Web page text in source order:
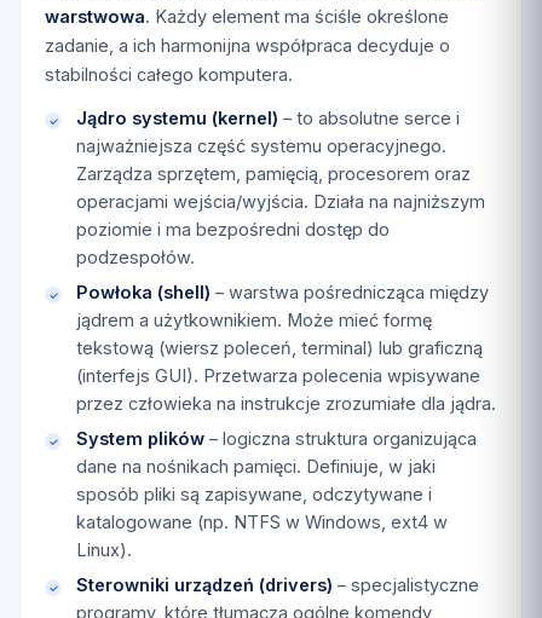
warstwowa. Każdy element ma ściśle określone
zadanie, a ich harmonijna współpraca decyduje o
stabilności całego komputera.
Jądro systemu (kernel) – to absolutne serce i
najważniejsza część systemu operacyjnego.
Zarządza sprzętem, pamięcią, procesorem oraz
operacjami wejścia/wyjścia. Działa na najniższym
poziomie i ma bezpośredni dostęp do
podzespołów.
Powłoka (shell) – warstwa pośrednicząca między
jądrem a użytkownikiem. Może mieć formę
tekstową (wiersz poleceń, terminal) lub graficzną
(interfejs GUI). Przetwarza polecenia wpisywane
przez człowieka na instrukcje zrozumiałe dla jądra.
System plików – logiczna struktura organizująca
dane na nośnikach pamięci. Definiuje, w jaki
sposób pliki są zapisywane, odczytywane i
katalogowane (np. NTFS w Windows, ext4 w
Linux).
Sterowniki urządzeń (drivers) – specjalistyczne
programy, które tłumaczą ogólne komendy